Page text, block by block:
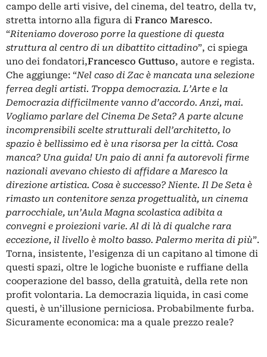
campo delle arti visive, del cinema, del teatro, della tv,
stretta intorno alla figura di Franco Maresco.
“Riteniamo doveroso porre la questione di questa
struttura al centro di un dibattito cittadino”, ci spiega
uno dei fondatori,Francesco Guttuso, autore e regista.
Che aggiunge: “Nel caso di Zac è mancata una selezione
ferrea degli artisti. Troppa democrazia. L’Arte e la
Democrazia difficilmente vanno d’accordo. Anzi, mai.
Vogliamo parlare del Cinema De Seta? A parte alcune
incomprensibili scelte strutturali dell’architetto, lo
spazio è bellissimo ed è una risorsa per la città. Cosa
manca? Una guida! Un paio di anni fa autorevoli firme
nazionali avevano chiesto di affidare a Maresco la
direzione artistica. Cosa è successo? Niente. Il De Seta è
rimasto un contenitore senza progettualità, un cinema
parrocchiale, un’Aula Magna scolastica adibita a
convegni e proiezioni varie. Al di là di qualche rara
eccezione, il livello è molto basso. Palermo merita di più”.
Torna, insistente, l’esigenza di un capitano al timone di
questi spazi, oltre le logiche buoniste e ruffiane della
cooperazione del basso, della gratuità, della rete non
profit volontaria. La democrazia liquida, in casi come
questi, è un’illusione perniciosa. Probabilmente furba.
Sicuramente economica: ma a quale prezzo reale?